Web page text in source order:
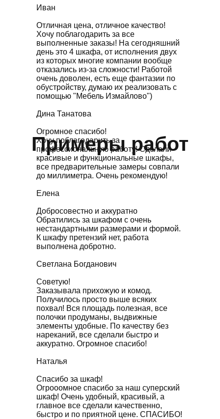
Иван
Отличная цена, отличное качество!
Хочу поблагодарить за все
выполненные заказы! На сегодняшний
день это 4 шкафа, от исполнения двух
из которых многие компании вообще
отказались из-за сложности! Работой
очень доволен, есть еще фантазии по
обустройству, думаю их реализовать с
помощью "Мебель Измайлово")
Дина Танатова
Огромное спасибо!
Хочу поблагодарить за
профессиональную работу! Сделали
красивые и функциональные шкафы,
все предварительные замеры совпали
до миллиметра. Очень рекомендую!
Елена
Добросовестно и аккуратно
Обратились за шкафом с очень
нестандартными размерами и формой.
К шкафу претензий нет, работа
выполнена добротно.
Светлана Богданович
Советую!
Заказывала прихожую и комод.
Получилось просто выше всяких
похвал! Вся площадь полезная, все
полочки продуманы, выдвижные
элементы удобные. По качеству без
нареканий, все сделали быстро и
аккуратно. Огромное спасибо!
Наталья
Спасибо за шкаф!
Огрооомное спасибо за наш суперский
шкаф! Очень удобный, красивый, а
главное все сделали качественно,
быстро и по приятной цене. СПАСИБО!
Примеры работ